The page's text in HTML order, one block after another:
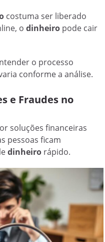
costuma ser liberado
odinheiro pode cair
o processo
conforme a análise.
e Fraudes no
soluções financeiras
pessoas ficam
dinheiro rápido.